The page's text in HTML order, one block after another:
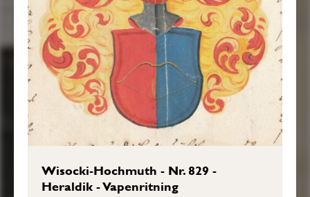
Wisocki-Hochmuth - Nr. 829 -
Heraldik - Vapenritning